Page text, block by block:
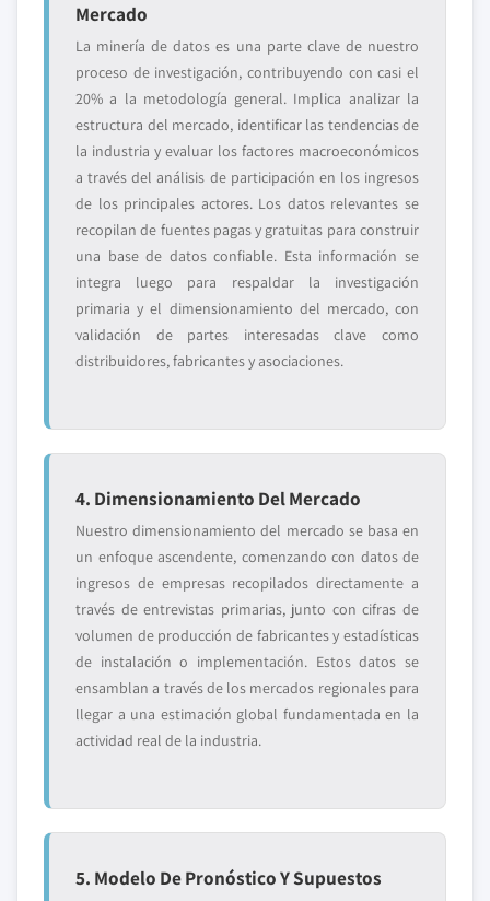
Mercado
La minería de datos es una parte clave de nuestro
proceso de investigación, contribuyendo con casi el
20% a la metodología general. Implica analizar la
estructura del mercado, identificar las tendencias de
la industria y evaluar los factores macroeconómicos
a través del análisis de participación en los ingresos
de los principales actores. Los datos relevantes se
recopilan de fuentes pagas y gratuitas para construir
una base de datos confiable. Esta información se
integra luego para respaldar la investigación
primaria y el dimensionamiento del mercado, con
validación de partes interesadas clave como
distribuidores, fabricantes y asociaciones.
4. Dimensionamiento Del Mercado
Nuestro dimensionamiento del mercado se basa en
un enfoque ascendente, comenzando con datos de
ingresos de empresas recopilados directamente a
través de entrevistas primarias, junto con cifras de
volumen de producción de fabricantes y estadísticas
de instalación o implementación. Estos datos se
ensamblan a través de los mercados regionales para
llegar a una estimación global fundamentada en la
actividad real de la industria.
5. Modelo De Pronóstico Y Supuestos